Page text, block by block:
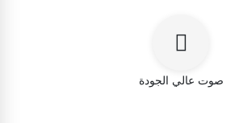
صوت عالي الجودة